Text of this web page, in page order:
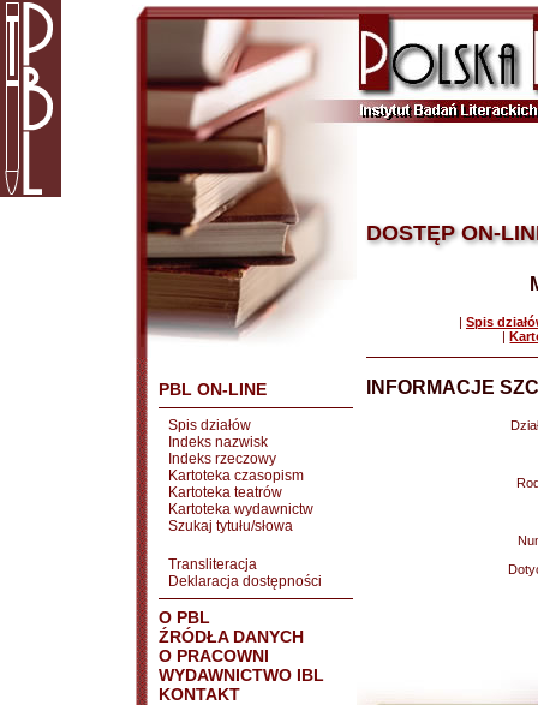
PBL ON-LINE
Spis działów
Indeks nazwisk
Indeks rzeczowy
Kartoteka czasopism
Kartoteka teatrów
Kartoteka wydawnictw
Szukaj tytułu/słowa
Transliteracja
Deklaracja dostępności
O PBL
ŹRÓDŁA DANYCH
O PRACOWNI
WYDAWNICTWO IBL
KONTAKT
DOSTĘP ON-
| Spis
|
INFORMACJE